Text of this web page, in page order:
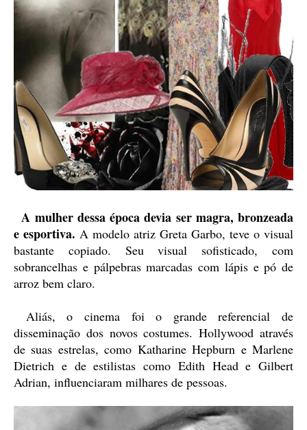
A mulher dessa época devia ser magra, bronzeada
e esportiva. A modelo atriz Greta Garbo, teve o visual
bastante copiado. Seu visual sofisticado, com
sobrancelhas e pálpebras marcadas com lápis e pó de
arroz bem claro.
Aliás, o cinema foi o grande referencial de
disseminação dos novos costumes. Hollywood através
de suas estrelas, como Katharine Hepburn e Marlene
Dietrich e de estilistas como Edith Head e Gilbert
Adrian, influenciaram milhares de pessoas.